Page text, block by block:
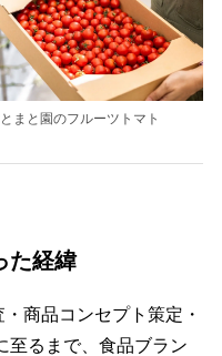
まと園のフルーツトマト
た経緯
商品コンセプト策定・
至るまで、食品ブラン